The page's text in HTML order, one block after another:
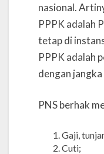
nasional.
PPPK adalah
tetap di
PPPK adalah
dengan
PNS berhak
Gaji,
Cuti;